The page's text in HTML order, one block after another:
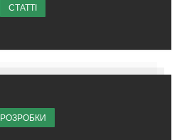
СТАТТІ
РОЗРОБКИ